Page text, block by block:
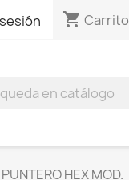
shopping_cart Carrito
HEX MOD.